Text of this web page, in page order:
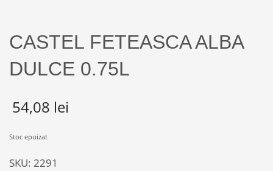
CASTEL FETEASCA ALBA
DULCE 0.75L
54,08 lei
Stoc epuizat
SKU: 2291